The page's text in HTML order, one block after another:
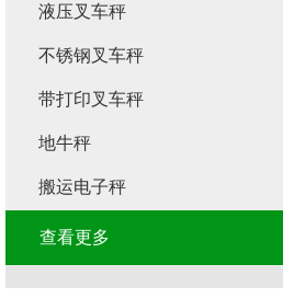
液压叉车秤
不锈钢叉车秤
带打印叉车秤
地牛秤
搬运电子秤
查看更多